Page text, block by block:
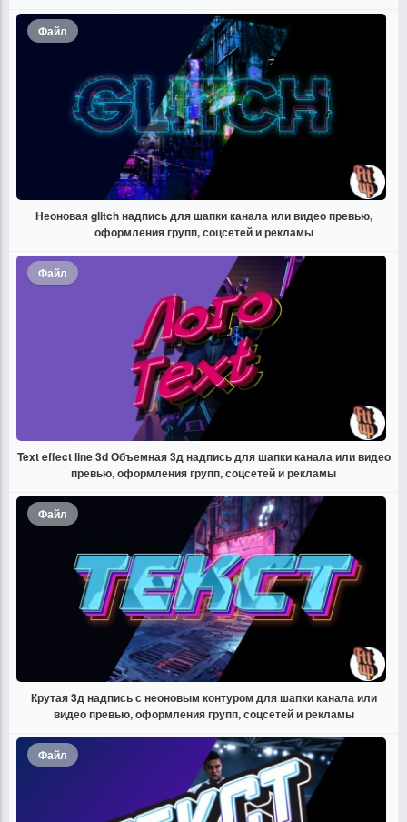
Файл
Неоновая glitch надпись для шапки канала или видео превью,
оформления групп, соцсетей и рекламы
Файл
Text effect line 3d Объемная 3д надпись для шапки канала или видео
превью, оформления групп, соцсетей и рекламы
Файл
Крутая 3д надпись с неоновым контуром для шапки канала или
видео превью, оформления групп, соцсетей и рекламы
Файл